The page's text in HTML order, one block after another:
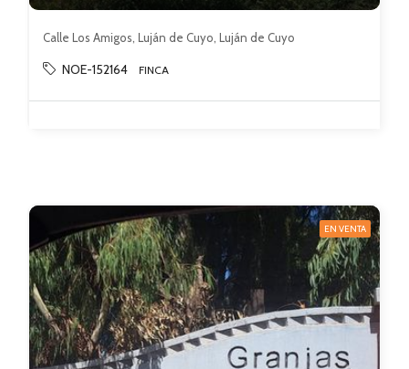
Calle Los Amigos, Luján de Cuyo, Luján de Cuyo
NOE-152164 FINCA
EN VENTA